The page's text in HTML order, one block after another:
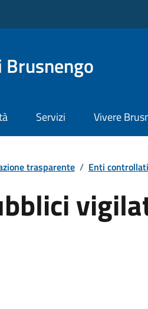
Brusnengo
Servizi Vivere
trasparente / Enti controllati